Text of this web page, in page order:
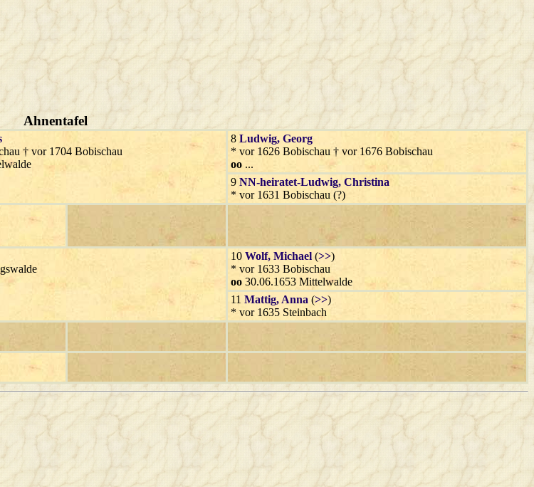
Ahnentafel
† vor 1704 Bobischau
8 Ludwig, Georg
* vor 1626 Bobischau † vor 1676 Bobischau
oo ...
9 NN-heiratet-Ludwig, Christina
* vor 1631 Bobischau (?)
10 Wolf, Michael (>>)
* vor 1633 Bobischau
oo 30.06.1653 Mittelwalde
11 Mattig, Anna (>>)
* vor 1635 Steinbach